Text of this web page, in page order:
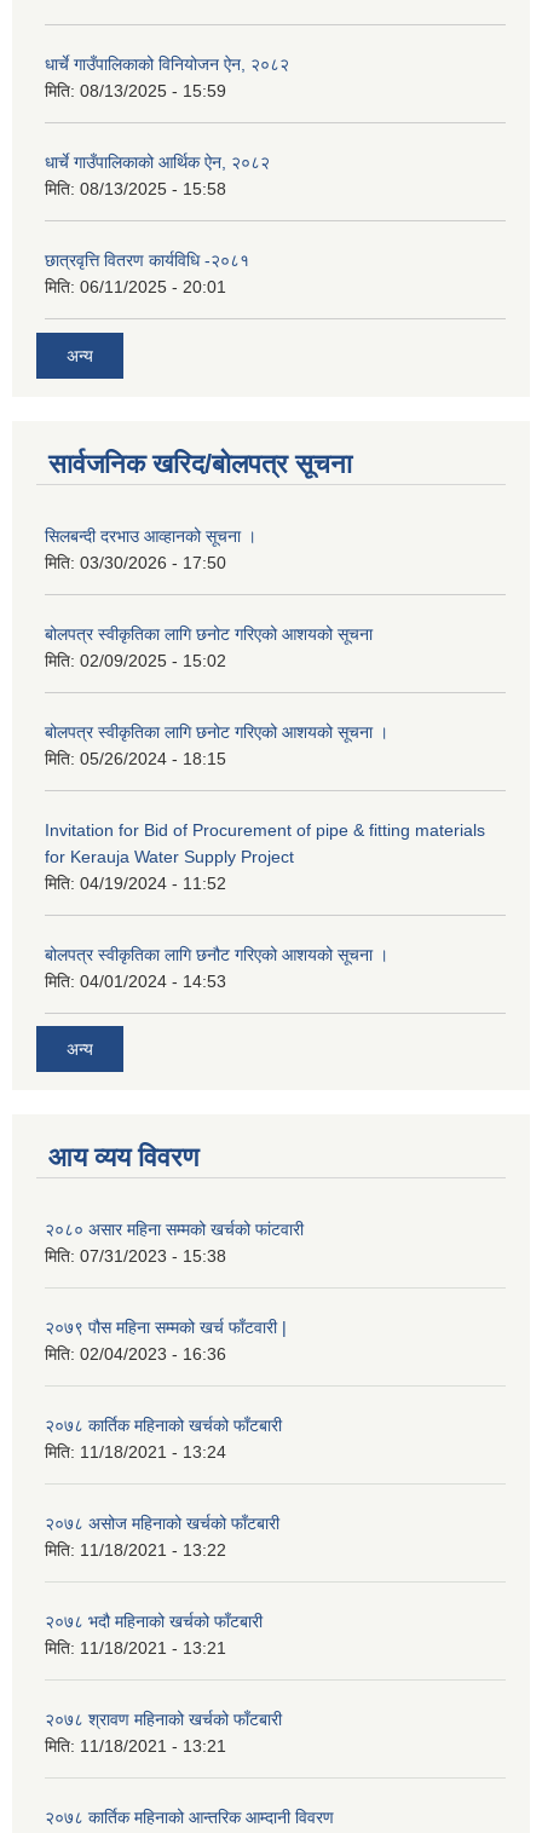
धार्चे गाउँपालिकाको विनियोजन ऐन, २०८२
मिति: 08/13/2025 - 15:59
धार्चे गाउँपालिकाको आर्थिक ऐन, २०८२
मिति: 08/13/2025 - 15:58
छात्रवृत्ति वितरण कार्यविधि -२०८१
मिति: 06/11/2025 - 20:01
अन्य
सार्वजनिक खरिद/बोलपत्र सूचना
सिलबन्दी दरभाउ आव्हानको सूचना ।
मिति: 03/30/2026 - 17:50
बोलपत्र स्वीकृतिका लागि छनोट गरिएको आशयको सूचना
मिति: 02/09/2025 - 15:02
बोलपत्र स्वीकृतिका लागि छनोट गरिएको आशयको सूचना ।
मिति: 05/26/2024 - 18:15
Invitation for Bid of Procurement of pipe & fitting materials
for Kerauja Water Supply Project
मिति: 04/19/2024 - 11:52
बोलपत्र स्वीकृतिका लागि छनौट गरिएको आशयको सूचना ।
मिति: 04/01/2024 - 14:53
अन्य
आय व्यय विवरण
२०८० असार महिना सम्मको खर्चको फांटवारी
मिति: 07/31/2023 - 15:38
२०७९ पौस महिना सम्मको खर्च फाँटवारी |
मिति: 02/04/2023 - 16:36
२०७८ कार्तिक महिनाको खर्चको फाँटबारी
मिति: 11/18/2021 - 13:24
२०७८ असोज महिनाको खर्चको फाँटबारी
मिति: 11/18/2021 - 13:22
२०७८ भदौ महिनाको खर्चको फाँटबारी
मिति: 11/18/2021 - 13:21
२०७८ श्रावण महिनाको खर्चको फाँटबारी
मिति: 11/18/2021 - 13:21
२०७८ कार्तिक महिनाको आन्तरिक आम्दानी विवरण